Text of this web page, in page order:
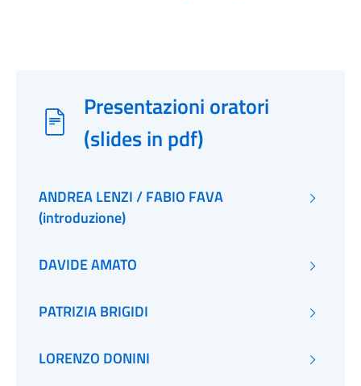
Presentazioni oratori
(slides in pdf)
ANDREA LENZI / FABIO FAVA
(introduzione)
DAVIDE AMATO
PATRIZIA BRIGIDI
LORENZO DONINI